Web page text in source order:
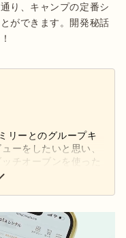
り、キャンプの定番シ
ができます。開発秘話
リーとのグループキ
ーをしたいと思い、
チオーブンを使った
ント：